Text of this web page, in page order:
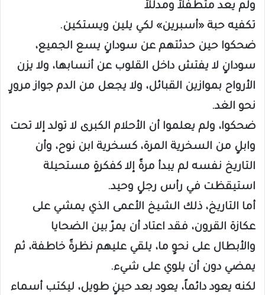
ولم يعد متطفلاً ومدللاً
تكفيه حبة «أسبرين» لكي يلين ويستكين.
ضحكوا حين حدثتهم عن سودانٍ يسع الجميع،
سودانٍ لا يفتش داخل القلوب عن أنسابها، ولا يزن
الأرواح بموازين القبائل، ولا يجعل من الدم جواز مرورٍ
نحو الغد.
ضحكوا، ولم يعلموا أن الأحلام الكبرى لا تولد إلا تحت
وابلٍ من السخرية المرة، كسخرية ابن نوح، وأن
التاريخ نفسه لم يبدأ مرةً إلا كفكرةٍ مستحيلة
استيقظت في رأس رجلٍ وحيد.
أما التاريخ، ذلك الشيخ الأعمى الذي يمشي على
عكازة القرون، فقد اعتاد أن يمرّ بين الضحايا
والأبطال على نحوٍ ما، يلقي عليهم نظرةً خاطفة، ثم
يمضي دون أن يلوي على شيء.
لكنه يعود دائماً، يعود بعد حينٍ طويل، ليكتب أسماء